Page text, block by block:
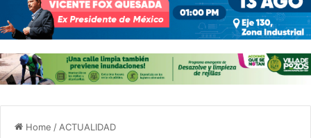
Home / ACTUALIDAD